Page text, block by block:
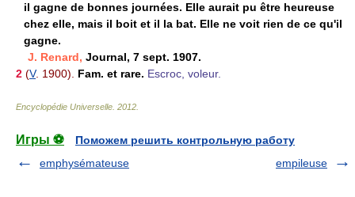
il gagne de bonnes journées. Elle aurait pu être heureuse
chez elle, mais il boit et il la bat. Elle ne voit rien de ce qu'il
gagne.
J. Renard, Journal, 7 sept. 1907.
2 (V. 1900). Fam. et rare. Escroc, voleur.
Encyclopédie Universelle 2012
Игры ⚽
Поможем решить контрольную работу
emphysémateuse
empileuse